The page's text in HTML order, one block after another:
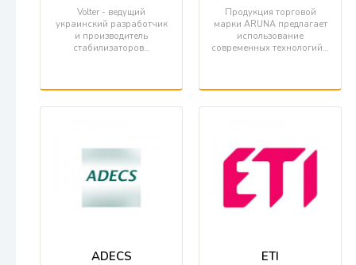
Volter - ведущий
украинский разработчик
и производитель
стабилизаторов…
Продукция торговой
марки ARUNA предлагает
использование
современных технологий…
ADECS ETI